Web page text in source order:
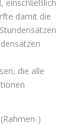
einschließlich
damit die
die alle
)